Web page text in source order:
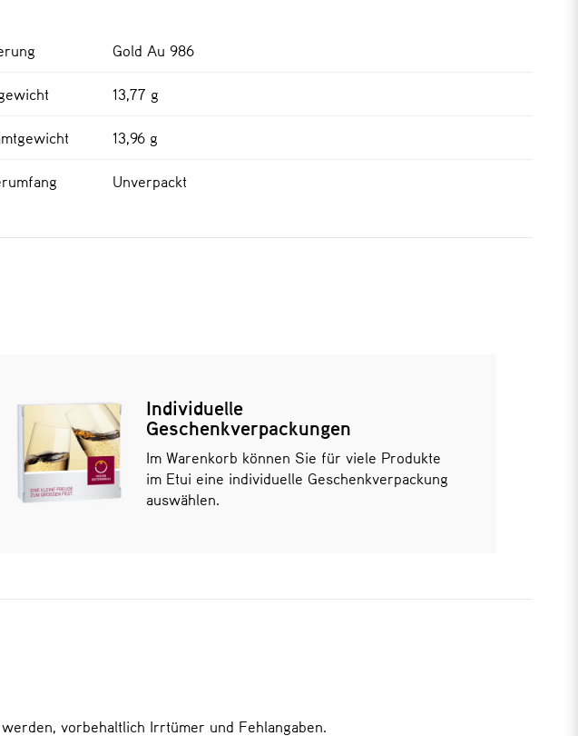
Gold Au 986
13,77 g
13,96 g
Unverpackt
Individuelle
Geschenkverpackungen
Im Warenkorb können Sie für viele Produkte
im Etui eine individuelle Geschenkverpackung
auswählen.
vorbehaltlich Irrtümer und Fehlangaben.